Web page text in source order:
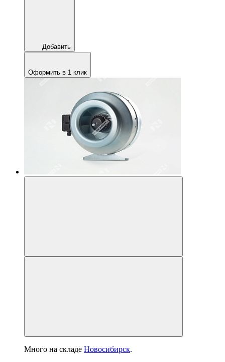
Добавить
Оформить в 1 клик
Много на складе Новосибирск.